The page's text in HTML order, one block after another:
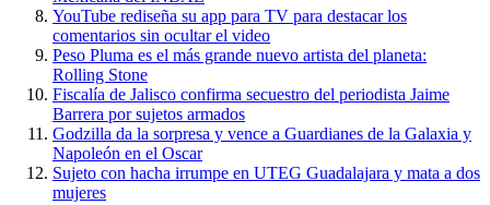
YouTube rediseña su app para TV para destacar los
comentarios sin ocultar el video
Peso Pluma es el más grande nuevo artista del planeta:
Rolling Stone
Fiscalía de Jalisco confirma secuestro del periodista Jaime
Barrera por sujetos armados
Godzilla da la sorpresa y vence a Guardianes de la Galaxia y
Napoleón en el Oscar
Sujeto con hacha irrumpe en UTEG Guadalajara y mata a dos
mujeres